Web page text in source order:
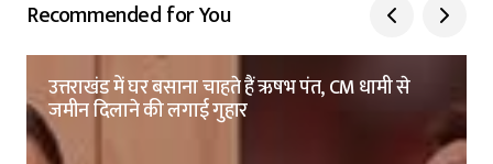
Recommended for You
उत्तराखंड में घर बसाना चाहते हैं ऋषभ पंत, CM धामी से
जमीन दिलाने की लगाई गुहार